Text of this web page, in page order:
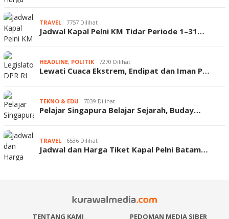
TRAVEL 7757 Dilihat
Jadwal Kapal Pelni KM Tidar Periode 1–31…
HEADLINE, POLITIK 7270 Dilihat
Lewati Cuaca Ekstrem, Endipat dan Iman P…
TEKNO & EDU 7039 Dilihat
Pelajar Singapura Belajar Sejarah, Buday…
TRAVEL 6536 Dilihat
Jadwal dan Harga Tiket Kapal Pelni Batam…
TENTANG KAMI PEDOMAN MEDIA SIBER